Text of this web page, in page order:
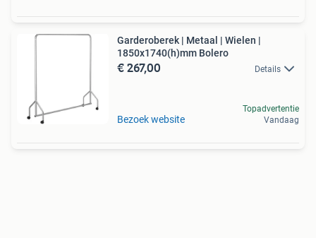
Garderoberek | Metaal | Wielen |
1850x1740(h)mm Bolero
€ 267,00 Details
Bezoek website
Topadvertentie
Vandaag